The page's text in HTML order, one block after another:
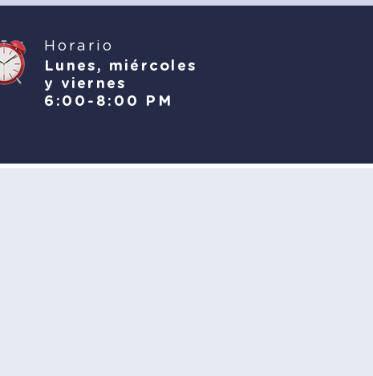
Horario
Lunes, miércoles
y viernes
6:00-8:00 PM